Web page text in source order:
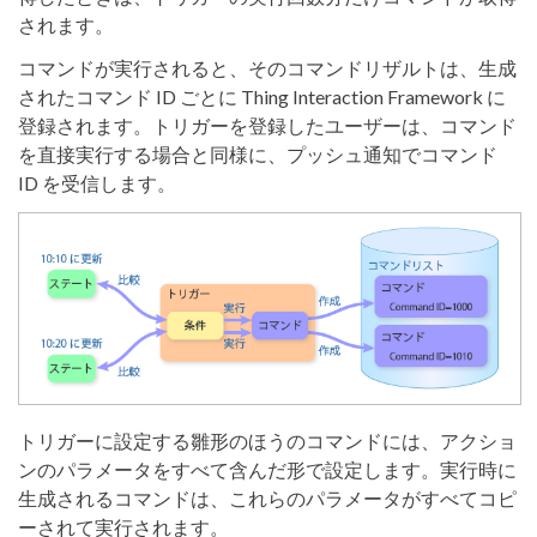
されます。
コマンドが実行されると、そのコマンドリザルトは、生成
されたコマンド ID ごとに Thing Interaction Framework に
登録されます。トリガーを登録したユーザーは、コマンド
を直接実行する場合と同様に、プッシュ通知でコマンド
ID を受信します。
トリガーに設定する雛形のほうのコマンドには、アクショ
ンのパラメータをすべて含んだ形で設定します。実行時に
生成されるコマンドは、これらのパラメータがすべてコピ
ーされて実行されます。